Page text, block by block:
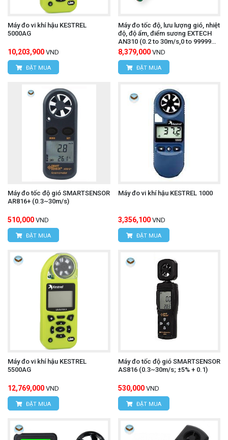
Máy đo vi khí hậu KESTREL
5000AG
10,203,900 VND
ĐẶT MUA
Máy đo tốc độ, lưu lượng gió, nhiệt
độ, độ ẩm, điểm sương EXTECH
AN310 (0.2 to 30m/s,0 to 99999
CFM/CMM,-20 to 60°C)
8,379,000 VND
ĐẶT MUA
Máy đo tốc độ gió SMARTSENSOR
AR816+ (0.3~30m/s)
510,000 VND
ĐẶT MUA
Máy đo vi khí hậu KESTREL 1000
3,356,100 VND
ĐẶT MUA
Máy đo vi khí hậu KESTREL
5500AG
12,769,000 VND
ĐẶT MUA
Máy đo tốc độ gió SMARTSENSOR
AS816 (0.3~30m/s; ±5% + 0.1)
530,000 VND
ĐẶT MUA